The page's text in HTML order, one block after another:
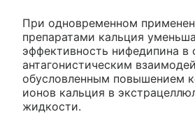
При одновременном
препаратами кальция
эффективность нифедипина в
антагонистическим
обусловленным повышением
ионов кальция в
жидкости.